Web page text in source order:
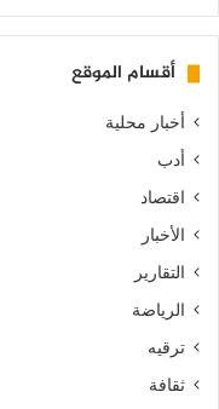
أقسام الموقع
أخبار محلية
أدب
اقتصاد
الأخبار
التقارير
الرياضة
ترقيه
ثقافة